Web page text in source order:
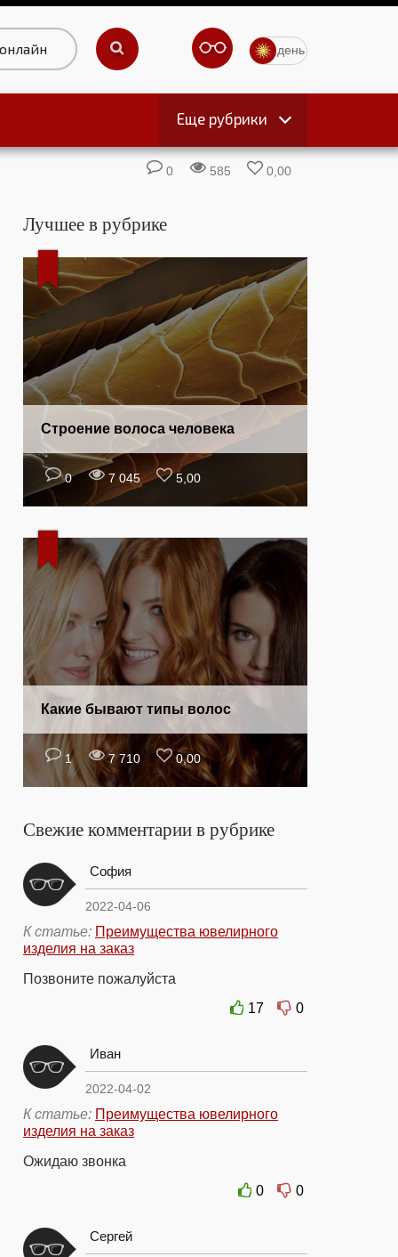
день
Еще рубрики
0 585 0,00
Лучшее в рубрике
0 7 045 5,00
Строение волоса человека
1 7 710 0,00
Какие бывают типы волос
Свежие комментарии в рубрике
София
2022-04-06
К статье: Преимущества ювелирного
изделия на заказ
Позвоните пожалуйста
17
0
Иван
2022-04-02
К статье: Преимущества ювелирного
изделия на заказ
Ожидаю звонка
0
0
Сергей